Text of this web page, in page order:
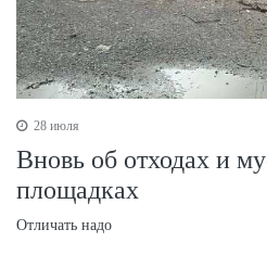
28 июля
Вновь об отходах и
площадках
Отличать надо